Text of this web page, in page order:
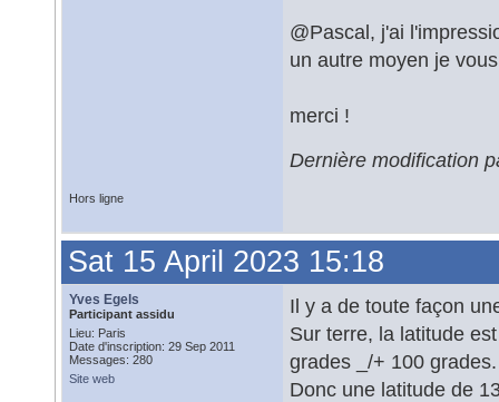
@Pascal, j'ai
un autre moyen je
merci !
Dernière modification
Hors ligne
Sat 15 April 2023 15:18
Yves Egels
Participant assidu
Lieu: Paris
Date d'inscription: 29 Sep 2011
Messages: 280
Site web
Il y a de toute façon
Sur terre, la latitude
grades _/+ 100 grades.
Donc une latitude de